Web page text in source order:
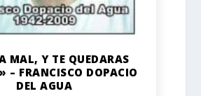
MAL, Y TE QUEDARAS
– FRANCISCO DOPACIO
DEL AGUA